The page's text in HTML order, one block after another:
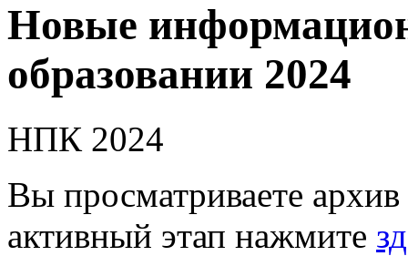
Новые
образовании 2024
НПК 2024
Вы просматриваете
активный этап нажмите